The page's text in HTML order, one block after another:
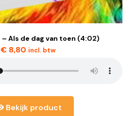
– Als de dag van toen (4:02)
€ 8,80 incl. btw
Bekijk product